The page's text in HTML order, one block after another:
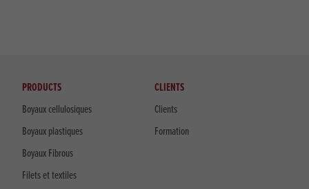
PRODUCTS
Boyaux cellulosiques
Boyaux plastiques
Boyaux Fibrous
Filets et textiles
CLIENTS
Clients
Formation